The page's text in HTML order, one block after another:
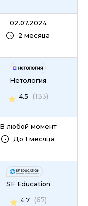
02.07.2024
2 месяца
Нетология
4.5
(133)
В любой момент
До 1 месяца
SF Education
4.7
(67)